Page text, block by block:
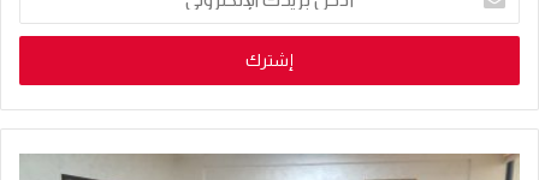
بريدك
الإلكتروني